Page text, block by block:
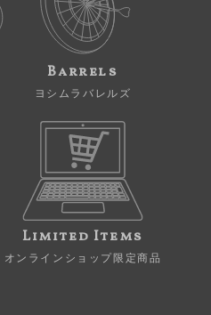
Barrels
ヨシムラバレルズ
Limited Items
オンラインショップ限定商品